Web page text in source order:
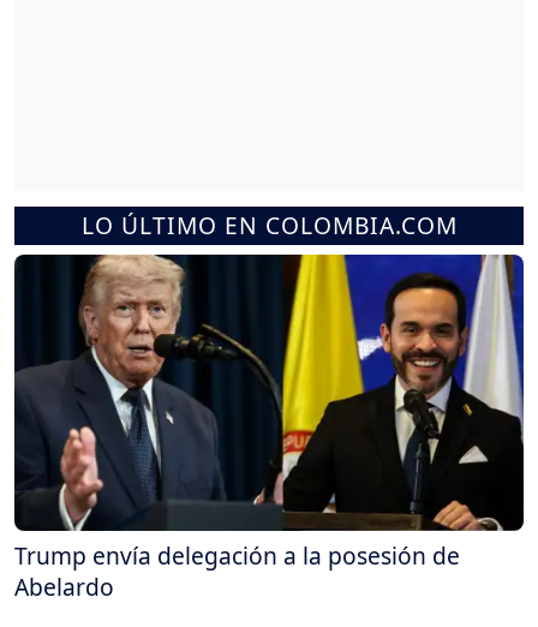
LO ÚLTIMO EN COLOMBIA.COM
Trump envía delegación a la posesión de
Abelardo